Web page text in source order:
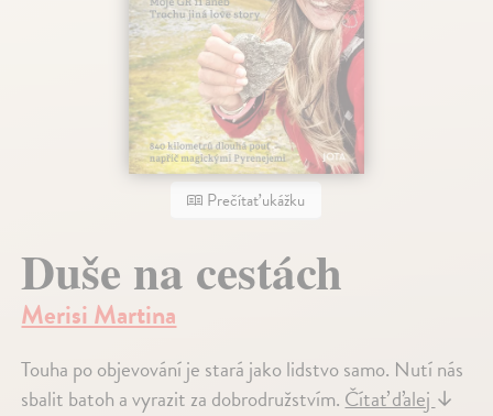
Prečítať ukážku
Duše na cestách
Merisi Martina
Touha po objevování je stará jako lidstvo samo. Nutí nás
sbalit batoh a vyrazit za dobrodružstvím.Čítať ďalej↓